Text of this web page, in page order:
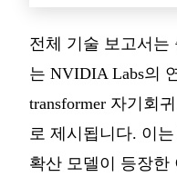
전체 기술 보고서는
는 NVIDIA Labs의
transformer 자기회
로 제시됩니다. 이
확산 모델이 등장한